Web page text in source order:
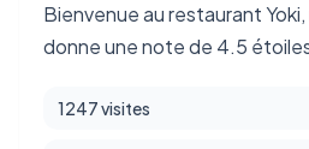
Bienvenue au restaurant
donne une note de 4.5
1247 visites